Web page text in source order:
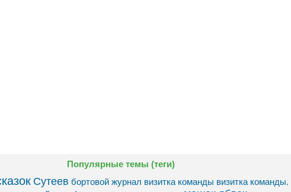
Популярные темы (теги)
Сутеев бортовой журнал визитка команды визитка команды.